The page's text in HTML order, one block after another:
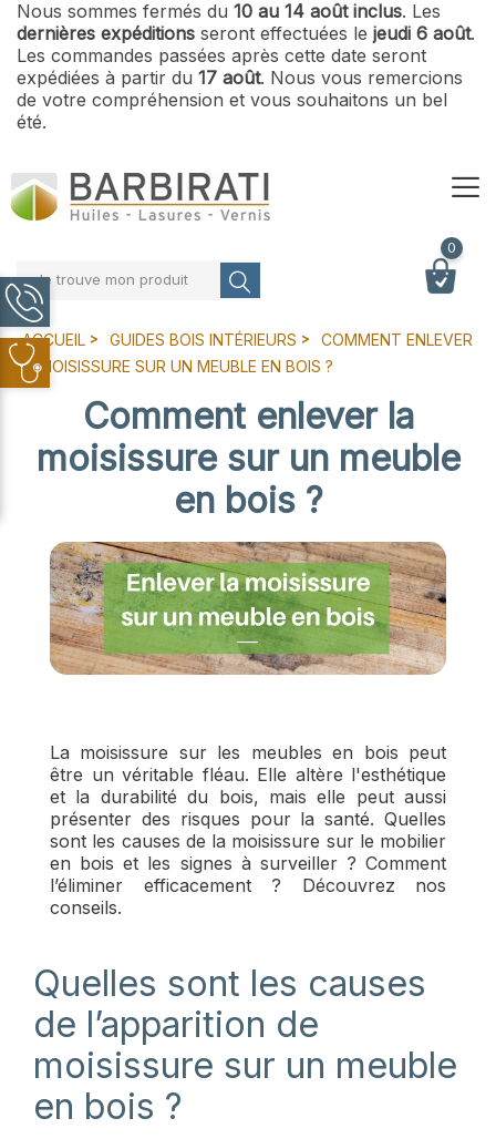
Nous sommes fermés du 10 au 14 août inclus. Les
dernières expéditions seront effectuées le jeudi 6 août.
Les commandes passées après cette date seront
expédiées à partir du 17 août. Nous vous remercions
de votre compréhension et vous souhaitons un bel
été.
Je trouve mon produit
0
ACCUEIL GUIDES BOIS INTÉRIEURS
COMMENT ENLEVER
LA MOISISSURE SUR UN MEUBLE EN BOIS ?
Comment enlever la
moisissure sur un meuble
en bois ?
La moisissure sur les meubles en bois peut
être un véritable fléau. Elle altère l'esthétique
et la durabilité du bois, mais elle peut aussi
présenter des risques pour la santé. Quelles
sont les causes de la moisissure sur le mobilier
en bois et les signes à surveiller ? Comment
l’éliminer efficacement ? Découvrez nos
conseils.
Quelles sont les causes
de l’apparition de
moisissure sur un meuble
en bois ?